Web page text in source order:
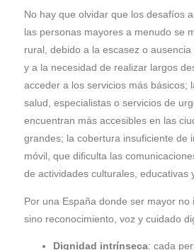
No hay que olvidar que los desafíos
las personas mayores a menudo se
rural, debido a la escasez o
y a la necesidad de realizar largos
acceder a los servicios más básicos;
salud, especialistas o servicios de
encuentran más accesibles en las
grandes; la cobertura insuficiente de
móvil, que dificulta las
de actividades culturales, educativas
Por una España donde ser mayor no
sino reconocimiento, voz y cuidado
Dignidad intrínseca: cada